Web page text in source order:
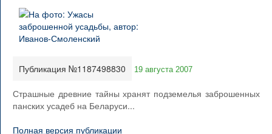
Публикация №1187498830 19 августа 2007
Страшные древние тайны хранят подземелья заброшенных
панских усадеб на Беларуси...
Полная версия публикации